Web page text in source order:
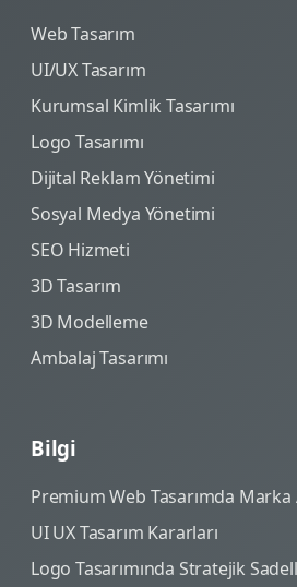
Web Tasarım
UI/UX Tasarım
Kurumsal Kimlik Tasarımı
Logo Tasarımı
Dijital Reklam Yönetimi
Sosyal Medya Yönetimi
SEO Hizmeti
3D Tasarım
3D Modelleme
Ambalaj Tasarımı
Bilgi
Premium Web Tasarımda Marka
UI UX Tasarım Kararları
Logo Tasarımında Stratejik